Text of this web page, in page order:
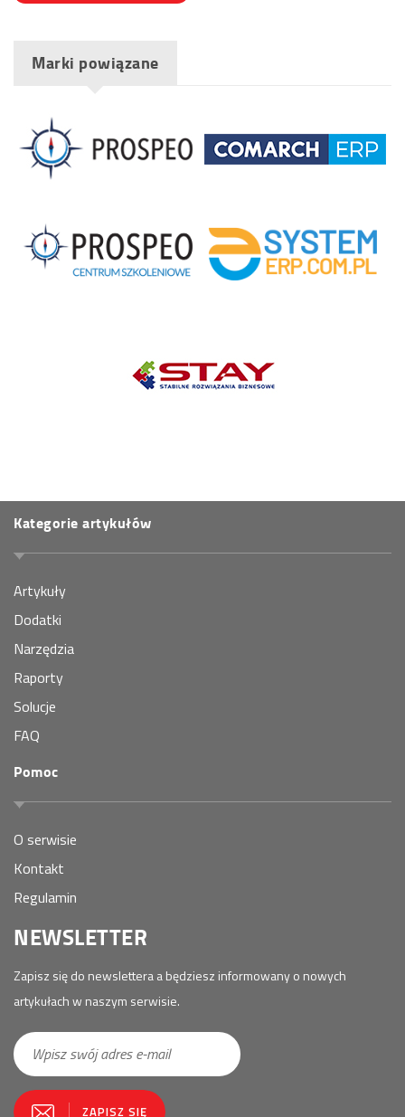
Marki powiązane
Kategorie artykułów
Artykuły
Dodatki
Narzędzia
Raporty
Solucje
FAQ
Pomoc
O serwisie
Kontakt
Regulamin
NEWSLETTER
Zapisz się do newslettera a będziesz informowany o nowych
artykułach w naszym serwisie.
E-
ZAPISZ SIĘ